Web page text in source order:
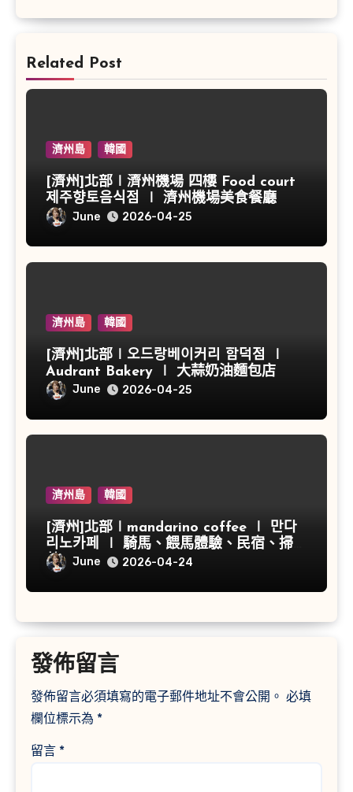
Related Post
濟州島 韓國
[濟州]北部∣濟州機場 四樓 Food court
제주향토음식점 ∣ 濟州機場美食餐廳
June 2026-04-25
濟州島 韓國
[濟州]北部∣오드랑베이커리 함덕점 ∣
Audrant Bakery ∣ 大蒜奶油麵包店
June 2026-04-25
濟州島 韓國
[濟州]北部∣mandarino coffee ∣ 만다
리노카페 ∣ 騎馬、餵馬體驗、民宿、掃帚
草
June 2026-04-24
發佈留言
發佈留言必須填寫的電子郵件地址不會公開。 必填
欄位標示為 *
留言 *